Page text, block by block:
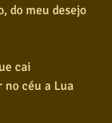
do meu desejo
cai
no céu a Lua